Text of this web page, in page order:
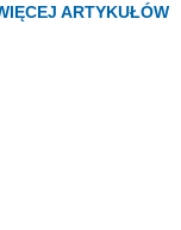
ARTYKUŁÓW